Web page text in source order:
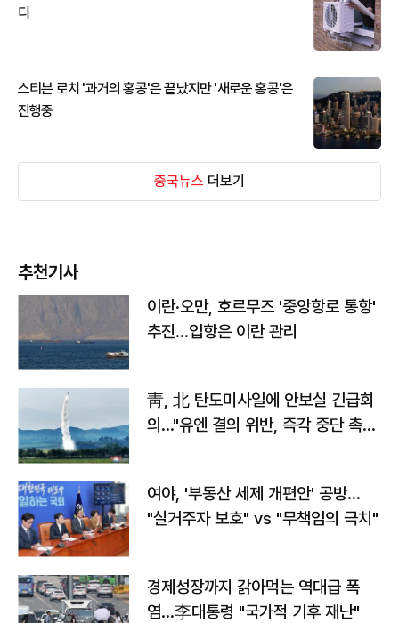
디
스티븐 로치 '과거의 홍콩'은 끝났지만 '새로운 홍콩'은
진행중
중국뉴스 더보기
추천기사
이란·오만, 호르무즈 '중앙항로 통항'
추진…입항은 이란 관리
靑, 北 탄도미사일에 안보실 긴급회
의…"유엔 결의 위반, 즉각 중단 촉
여야, '부동산 세제 개편안' 공방…
"실거주자 보호" vs "무책임의 극치"
경제성장까지 갉아먹는 역대급 폭
염…李대통령 "국가적 기후 재난"